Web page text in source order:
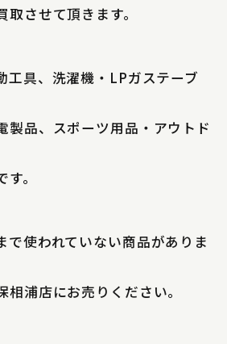
させて頂きます。
工具、洗濯機・LPガステーブ
製品、スポーツ用品・アウトド
。
で使われていない商品がありま
浦店にお売りください。